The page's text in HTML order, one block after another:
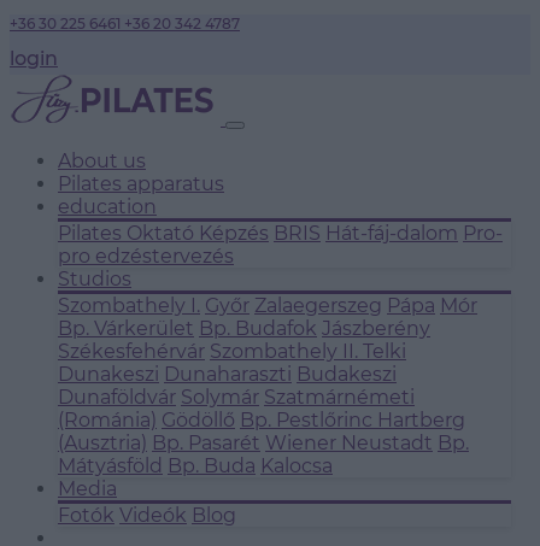
+36 30 225 6461 +36 20 342 4787
login
About us
Pilates apparatus
education
Pilates Oktató Képzés BRIS Hát-fáj-dalom Pro-
pro edzéstervezés
Studios
Szombathely I. Győr Zalaegerszeg Pápa Mór
Bp. Várkerület Bp. Budafok Jászberény
Székesfehérvár Szombathely II. Telki
Dunakeszi Dunaharaszti Budakeszi
Dunaföldvár Solymár Szatmárnémeti
(Románia) Gödöllő Bp. Pestlőrinc Hartberg
(Ausztria) Bp. Pasarét Wiener Neustadt Bp.
Mátyásföld Bp. Buda Kalocsa
Media
Fotók Videók Blog